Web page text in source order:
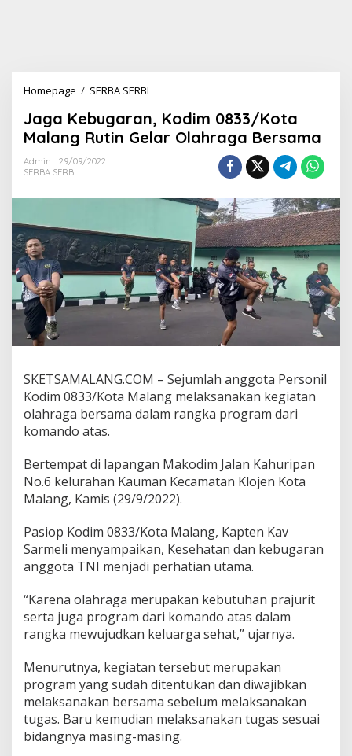
Homepage / SERBA SERBI
g
a
K
a
n
,
o
m
8
3
3
/
t
a
M
a
a
n
g
R
t
i
n
G
l
a
r
O
l
a
Jaga Kebugaran, Kodim 0833/Kota
Malang Rutin Gelar Olahraga Bersama
Admin
29/09/2022
SERBA SERBI
SKETSAMALANG.COM – Sejumlah anggota Personil
Kodim 0833/Kota Malang melaksanakan kegiatan
olahraga bersama dalam rangka program dari
komando atas.
Bertempat di lapangan Makodim Jalan Kahuripan
No.6 kelurahan Kauman Kecamatan Klojen Kota
Malang, Kamis (29/9/2022).
Pasiop Kodim 0833/Kota Malang, Kapten Kav
Sarmeli menyampaikan, Kesehatan dan kebugaran
anggota TNI menjadi perhatian utama.
“Karena olahraga merupakan kebutuhan prajurit
serta juga program dari komando atas dalam
rangka mewujudkan keluarga sehat,” ujarnya.
Menurutnya, kegiatan tersebut merupakan
program yang sudah ditentukan dan diwajibkan
melaksanakan bersama sebelum melaksanakan
tugas. Baru kemudian melaksanakan tugas sesuai
bidangnya masing-masing.